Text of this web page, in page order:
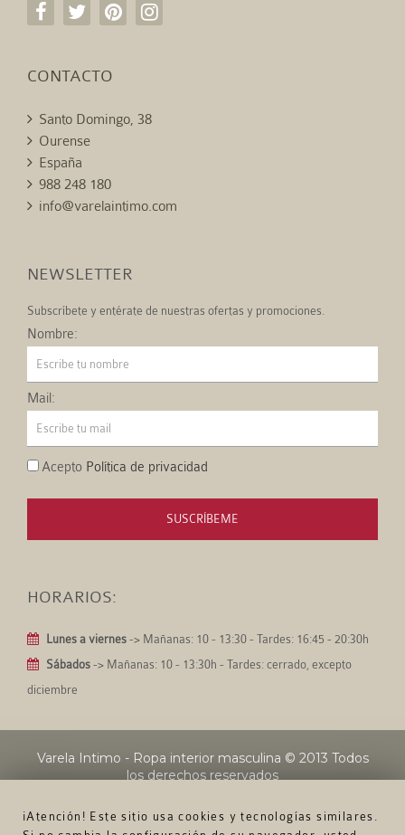
¡Atención! Este sitio usa cookies y tecnologías similares.
CONTACTO
Santo Domingo, 38
Ourense
España
988 248 180
info@varelaintimo.com
NEWSLETTER
Subscríbete y entérate de nuestras ofertas y promociones.
Nombre:
Mail:
Acepto Política de privacidad
SUSCRÍBEME
HORARIOS:
Lunes a viernes -> Mañanas: 10 - 13:30 - Tardes: 16:45 - 20:30h
Sábados -> Mañanas: 10 - 13:30h - Tardes: cerrado, excepto
diciembre
Varela Intimo - Ropa interior masculina © 2013 Todos
los derechos reservados